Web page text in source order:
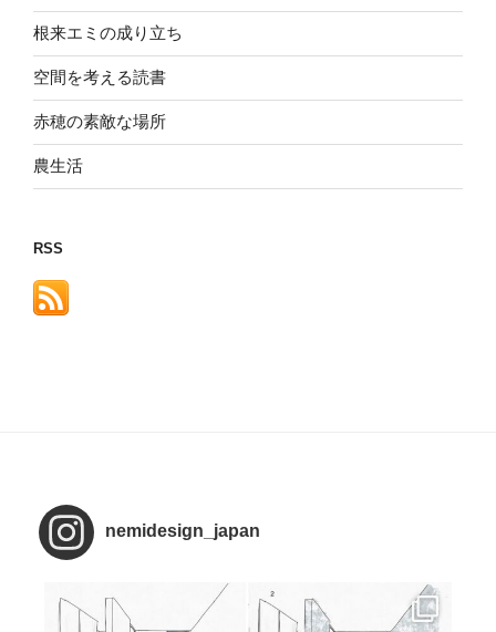
根来エミの成り立ち
空間を考える読書
赤穂の素敵な場所
農生活
RSS
nemidesign_japan